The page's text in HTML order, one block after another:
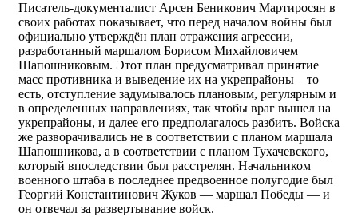
Писатель-документалист Арсен Беникович Мартиросян в
своих работах показывает, что перед началом войны был
официально утверждён план отражения агрессии,
разработанный маршалом Борисом Михайловичем
Шапошниковым. Этот план предусматривал принятие
масс противника и выведение их на укрепрайоны – то
есть, отступление задумывалось плановым, регулярным и
в определенных направлениях, так чтобы враг вышел на
укрепрайоны, и далее его предполагалось разбить. Войска
же разворачивались не в соответствии с планом маршала
Шапошникова, а в соответствии с планом Тухачевского,
который впоследствии был расстрелян. Начальником
военного штаба в последнее предвоенное полугодие был
Георгий Константинович Жуков — маршал Победы — и
он отвечал за развертывание войск.